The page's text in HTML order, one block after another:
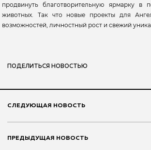
продвинуть благотворительную ярмарку в
животных. Так что новые проекты для
возможностей, личностный рост и свежий
ПОДЕЛИТЬСЯ НОВОСТЬЮ
ПРЕДЫДУЩАЯ НОВОСТЬ
СЛЕДУЮЩАЯ НОВОСТЬ